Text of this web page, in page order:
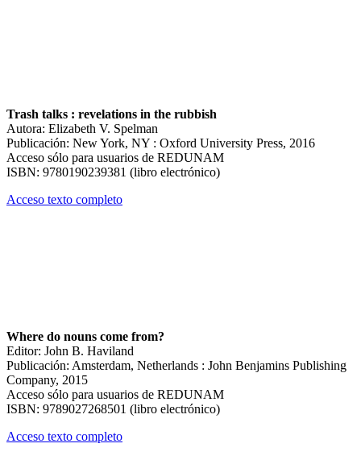
Trash talks : revelations in the rubbish
Autora: Elizabeth V. Spelman
Publicación: New York, NY : Oxford University Press, 2016
Acceso sólo para usuarios de REDUNAM
ISBN: 9780190239381 (libro electrónico)
Acceso texto completo
Where do nouns come from?
Editor: John B. Haviland
Publicación: Amsterdam, Netherlands : John Benjamins Publishing
Company, 2015
Acceso sólo para usuarios de REDUNAM
ISBN: 9789027268501 (libro electrónico)
Acceso texto completo